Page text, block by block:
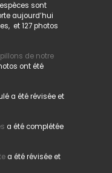
sont
aujourd’hui
et 127 photos
de notre
ont été
a été révisée et
a été complétée
a été révisée et